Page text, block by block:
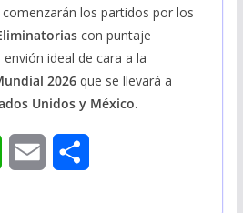
los partidos por los
con puntaje
ideal de cara a la
2026que se llevará a
Unidos y México.
W